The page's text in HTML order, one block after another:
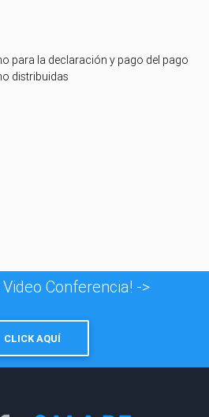
para la declaración y pago del pago
distribuidas
Conferencia! ->
CLICK AQUÍ